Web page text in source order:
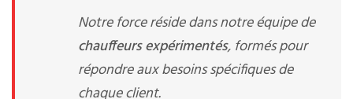
Notre force réside dans notre équipe de
chauffeurs expérimentés, formés pour
répondre aux besoins spécifiques de
chaque client.